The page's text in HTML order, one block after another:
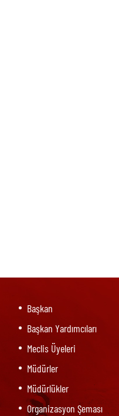
Başkan
Başkan Yardımcıları
Meclis Üyeleri
Müdürler
Müdürlükler
Organizasyon Şeması